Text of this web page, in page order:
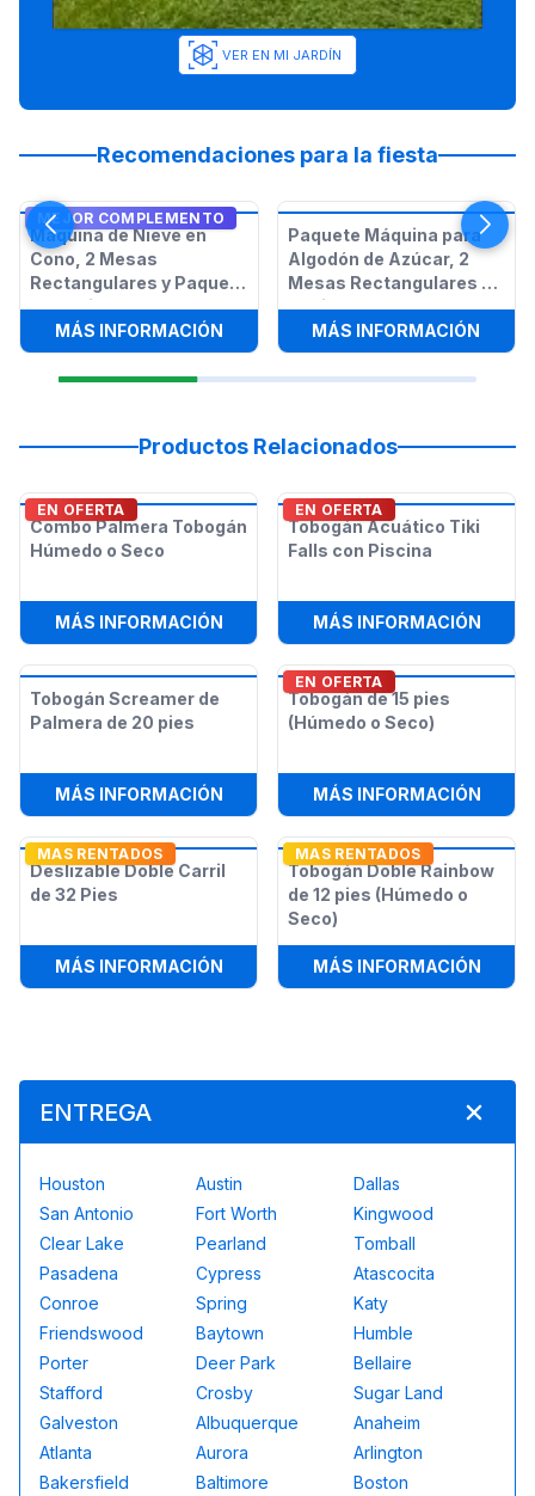
VER EN MI JARDÍN
Recomendaciones para la fiesta
MEJOR COMPLEMENTO
Máquina de Nieve en
Cono, 2 Mesas
Rectangulares y Paquete
de 12 Sillas
MÁS INFORMACIÓN: MÁQUINA DE NIEVE EN CONO, 2
Paquete Máquina para
Algodón de Azúcar, 2
Mesas Rectangulares y
12 Sillas
MÁS INFORMACIÓN
Productos Relacionados
EN OFERTA
Combo Palmera Tobogán
Húmedo o Seco
MÁS INFORMACIÓN: COMBO PALMERA TOBOGÁN
EN OFERTA
Tobogán Acuático Tiki
Falls con Piscina
MÁS INFORMACIÓN:
Tobogán Screamer de
Palmera de 20 pies
MÁS INFORMACIÓN: TOBOGÁN SCREAMER DE
EN OFERTA
Tobogán de 15 pies
(Húmedo o Seco)
MÁS INFORMACIÓN:
MAS RENTADOS
Deslizable Doble Carril
de 32 Pies
MÁS INFORMACIÓN: DESLIZABLE DOBLE CARRIL DE 32
MAS RENTADOS
Tobogán Doble Rainbow
de 12 pies (Húmedo o
Seco)
MÁS INFORMACIÓN:
ENTREGA
Houston Austin
Dallas
San Antonio
Fort Worth
Kingwood
Clear Lake
Pearland
Tomball
Pasadena
Cypress
Atascocita
Conroe
Spring
Katy
Friendswood
Baytown
Humble
Porter
Deer Park
Bellaire
Stafford
Crosby
Sugar Land
Galveston
Albuquerque
Anaheim
Atlanta
Aurora
Arlington
Bakersfield
Baltimore
Boston